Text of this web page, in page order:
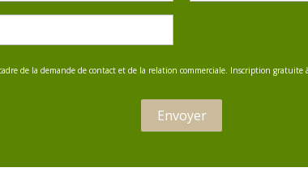
(Nécessaire)
de la demande de contact et de la relation commerciale. Inscription